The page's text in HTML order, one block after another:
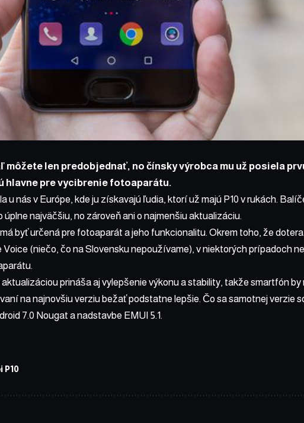
môžete len predobjednať, no čínsky výrobca mu už posiela
hlavne pre vycibrenie fotoaparátu.
u nás v Európe, kde ju získavajú ľudia, ktorí už majú P10 v rukách.
úplne najväčšiu, no zároveň ani o najmenšiu aktualizáciu.
byť určená pre fotoaparát a jeho funkcionalitu. Okrem toho, že
Voice (niečo, čo na Slovensku nepoužívame), v niektorých prípadoch
prináša aj vylepšenie výkonu a stability, takže smartfón by
na najnovšiu verziu bežať podstatne lepšie. Čo sa samotnej verzie
7.0 Nougat a nadstavbe EMUI 5.1.
P10